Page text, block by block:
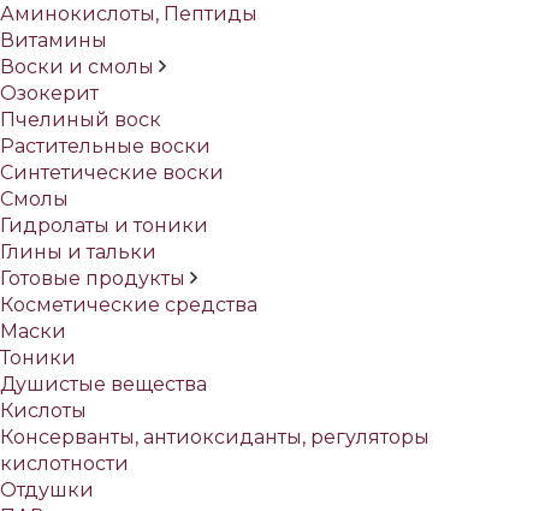
Аминокислоты, Пептиды
Витамины
Воски и смолы
Озокерит
Пчелиный воск
Растительные воски
Синтетические воски
Смолы
Гидролаты и тоники
Глины и тальки
Готовые продукты
Косметические средства
Маски
Тоники
Душистые вещества
Кислоты
Консерванты, антиоксиданты, регуляторы
кислотности
Отдушки